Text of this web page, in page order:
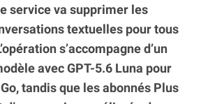
service va supprimer les
textuelles pour tous
s’accompagne d’un
avec GPT-5.6 Luna pour
tandis que les abonnés Plus